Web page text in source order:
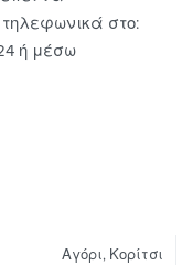
τηλεφωνικά στο:
ή μέσω
Αγόρι, Κορίτσι